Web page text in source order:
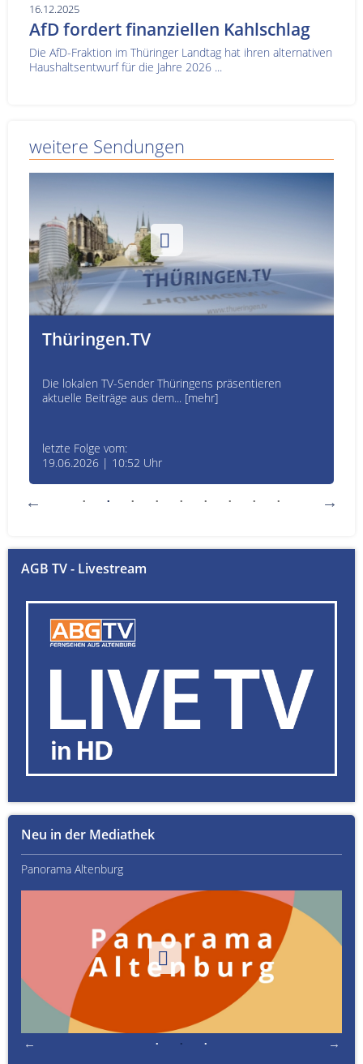
16.12.2025
AfD fordert finanziellen Kahlschlag
Die AfD-Fraktion im Thüringer Landtag hat ihren alternativen
Haushaltsentwurf für die Jahre 2026 ...
weitere Sendungen
Thüringen.TV
Die lokalen TV-Sender Thüringens präsentieren
aktuelle Beiträge aus dem... [mehr]
letzte Folge vom:
19.06.2026 | 10:52 Uhr
AGB TV - Livestream
Neu in der Mediathek
Panorama Altenburg